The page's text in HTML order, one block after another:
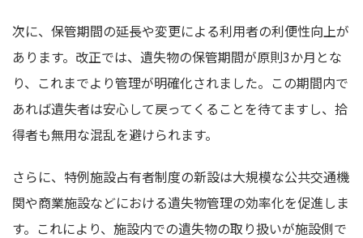
次に、保管期間の延長や変更による利用者の利便性向上が
あります。改正では、遺失物の保管期間が原則3か月とな
り、これまでより管理が明確化されました。この期間内で
あれば遺失者は安心して戻ってくることを待てますし、拾
得者も無用な混乱を避けられます。
さらに、特例施設占有者制度の新設は大規模な公共交通機
関や商業施設などにおける遺失物管理の効率化を促進しま
す。これにより、施設内での遺失物の取り扱いが施設側で